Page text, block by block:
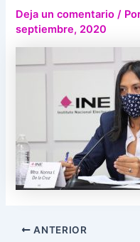
Deja un comentario /
septiembre, 2020
ANTERIOR